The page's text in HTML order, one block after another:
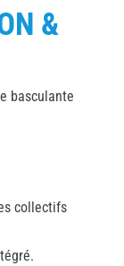
&
basculante
collectifs